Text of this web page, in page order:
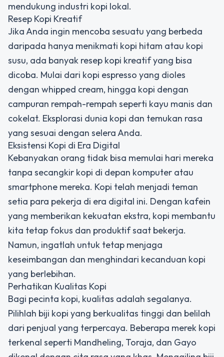
mendukung industri kopi lokal.
Resep Kopi Kreatif
Jika Anda ingin mencoba sesuatu yang berbeda
daripada hanya menikmati kopi hitam atau kopi
susu, ada banyak resep kopi kreatif yang bisa
dicoba. Mulai dari kopi espresso yang dioles
dengan whipped cream, hingga kopi dengan
campuran rempah-rempah seperti kayu manis dan
cokelat. Eksplorasi dunia kopi dan temukan rasa
yang sesuai dengan selera Anda.
Eksistensi Kopi di Era Digital
Kebanyakan orang tidak bisa memulai hari mereka
tanpa secangkir kopi di depan komputer atau
smartphone mereka. Kopi telah menjadi teman
setia para pekerja di era digital ini. Dengan kafein
yang memberikan kekuatan ekstra, kopi membantu
kita tetap fokus dan produktif saat bekerja.
Namun, ingatlah untuk tetap menjaga
keseimbangan dan menghindari kecanduan kopi
yang berlebihan.
Perhatikan Kualitas Kopi
Bagi pecinta kopi, kualitas adalah segalanya.
Pilihlah biji kopi yang berkualitas tinggi dan belilah
dari penjual yang terpercaya. Beberapa merek kopi
terkenal seperti Mandheling, Toraja, dan Gayo